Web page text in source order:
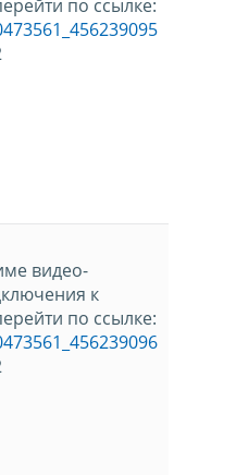
по ссылке:
видео-
к
по ссылке: